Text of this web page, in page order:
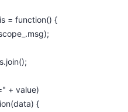
= function() {
+ value)
{